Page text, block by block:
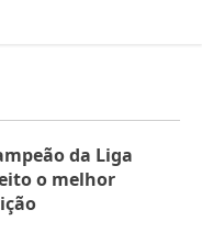
da Liga
o melhor